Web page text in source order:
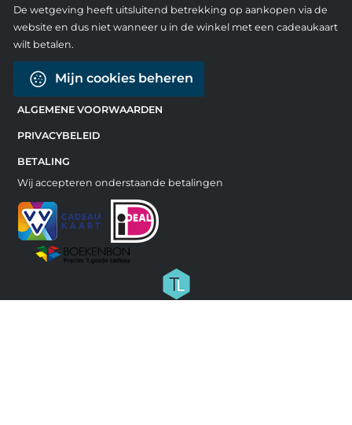
De wetgeving heeft uitsluitend betrekking op aankopen via de
website en dus niet wanneer u in de winkel met een cadeaukaart
wilt betalen.
Mijn cookies beheren
ALGEMENE VOORWAARDEN
PRIVACYBELEID
BETALING
Wij accepteren onderstaande betalingen